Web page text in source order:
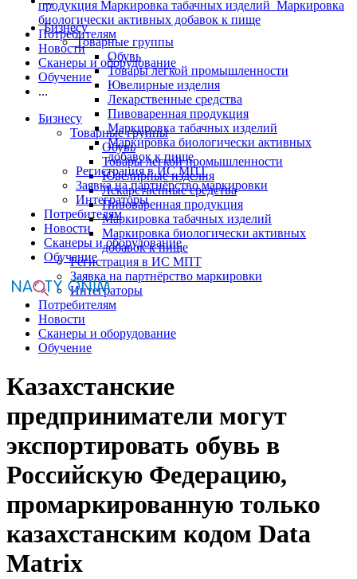
Бизнесу
Товарные группы
Обувь
Товары легкой промышленности
Ювелирные изделия
Лекарственные средства
Пивоваренная продукция
Маркировка табачных изделий
Маркировка биологически активных
добавок к пище
Регистрация в ИС МПТ
Заявка на партнёрство маркировки
Интеграторы
Потребителям
Новости
Сканеры и оборудование
Обучение
продукция Маркировка табачных изделий Маркировка
биологически активных добавок к пище
Потребителям
Новости
Сканеры и оборудование
Обучение
...
Бизнесу
Товарные группы
Обувь
Товары легкой промышленности
Ювелирные изделия
Лекарственные средства
Пивоваренная продукция
Маркировка табачных изделий
Маркировка биологически активных
добавок к пище
Регистрация в ИС МПТ
Заявка на партнёрство маркировки
Интеграторы
Потребителям
Новости
Сканеры и оборудование
Обучение
Казахстанские
предприниматели могут
экспортировать обувь в
Российскую Федерацию,
промаркированную только
казахстанским кодом Data
Matrix